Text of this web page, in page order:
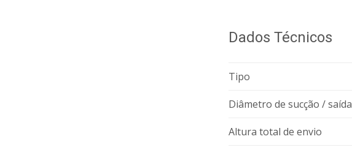
Dados Técnicos
Tipo
Diâmetro de sucção / saída
Altura total de envio